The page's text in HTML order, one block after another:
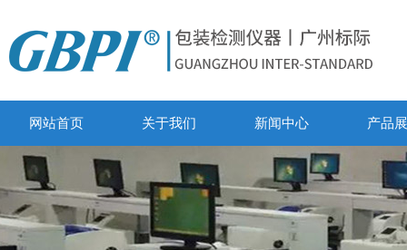
网站首页 关于我们 新闻中心 产品